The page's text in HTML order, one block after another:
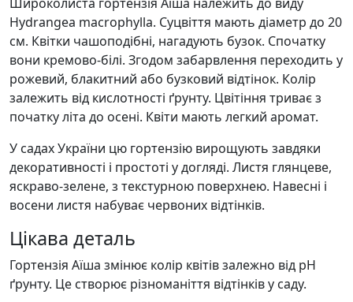
Hydrangea macrophylla. Суцвіття мають діаметр до 20
см. Квітки чашоподібні, нагадують бузок. Спочатку
вони кремово-білі. Згодом забарвлення переходить у
рожевий, блакитний або бузковий відтінок. Колір
залежить від кислотності ґрунту. Цвітіння триває з
початку літа до осені. Квіти мають легкий аромат.
У садах України цю гортензію вирощують завдяки
декоративності і простоті у догляді. Листя глянцеве,
яскраво-зелене, з текстурною поверхнею. Навесні і
восени листя набуває червоних відтінків.
Цікава деталь
Гортензія Аїша змінює колір квітів залежно від pH
ґрунту. Це створює різноманіття відтінків у саду.